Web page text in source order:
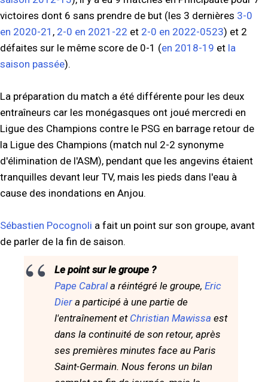
victoires dont 6 sans prendre de but (les 3 dernières 3-0
en 2020-21 , 2-0 en 2021-22 et 2-0 en 2022-0523) et 2
défaites sur le même score de 0-1 (en 2018-19 et la
saison passée).
La préparation du match a été différente pour les deux
entraîneurs car les monégasques ont joué mercredi en
Ligue des Champions contre le PSG en barrage retour de
la Ligue des Champions (match nul 2-2 synonyme
d'élimination de l'ASM), pendant que les angevins étaient
tranquilles devant leur TV, mais les pieds dans l'eau à
cause des inondations en Anjou.
Sébastien Pocognoli a fait un point sur son groupe, avant
de parler de la fin de saison.
Le point sur le groupe ?
Pape Cabral a réintégré le groupe, Eric
Dier a participé à une partie de
l'entraînement et Christian Mawissa est
dans la continuité de son retour, après
ses premières minutes face au Paris
Saint-Germain. Nous ferons un bilan